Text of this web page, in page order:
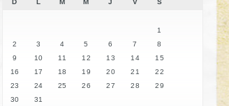
D L M M J V S
1
2
3 4 5 6 7
8
9
10 11 12 13 14
15
16
17 18 19 20 21
22
23
24 25 26 27 28
29
30
31